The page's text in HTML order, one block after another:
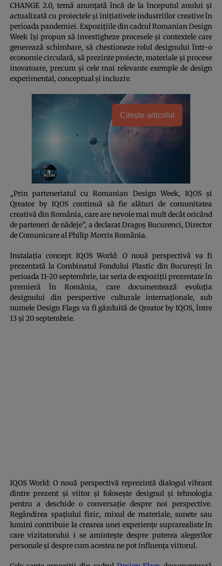
CHANGE 2.0, temă anunțată încă de la începutul anului și
actualizată cu proiectele și inițiativele industriilor creative în
perioada pandemiei. Expozițiile din cadrul Romanian Design
Week își propun să investigheze procesele și contextele care
generează schimbare, să chestioneze rolul designului într-o
economie circulară, să prezinte proiecte, materiale și procese
inovatoare, precum și cele mai relevante exemple de design
experimental, conceptual și incluziv.
Citește articolul
„Prin parteneriatul cu Romanian Design Week, IQOS și
Qreator by IQOS continuă să fie alături de comunitatea
creativă din România, care are nevoie mai mult decât oricând
de parteneri de nădeje”, a declarat Dragoș Bucurenci, Director
de Comunicare al Philip Morris România.
Instalația concept IQOS World: O nouă perspectivă va fi
prezentată la Combinatul Fondului Plastic din București în
perioada 11-20 septembrie, iar seria de expoziții prezentate în
premieră în România, care documentează evoluția
designului din perspective culturale internaționale, sub
numele Design Flags va fi găzduită de Qreator by IQOS, între
13 și 20 septembrie.
IQOS World: O nouă perspectivă reprezintă dialogul vibrant
dintre prezent și viitor și folosește designul și tehnologia
pentru a deschide o conversație despre noi perspective.
Regândirea spațiului fizic, mixul de materiale, sunete sau
lumini contribuie la crearea unei experiențe suprarealiste în
care vizitatorului i se amintește despre puterea alegerilor
personale și despre cum acestea ne pot influența viitorul.